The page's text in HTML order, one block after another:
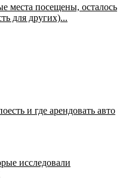
места посещены, осталось
для других)...
и где арендовать авто
исследовали